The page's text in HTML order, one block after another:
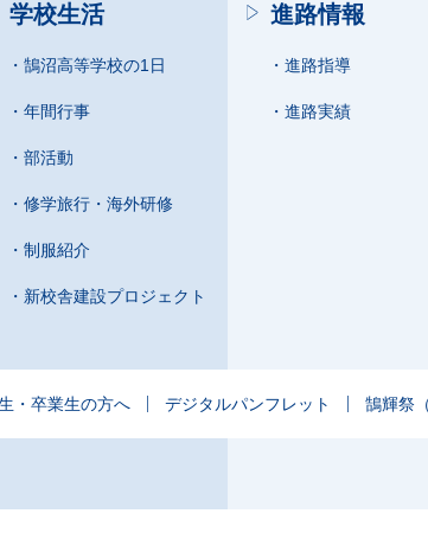
学校生活
鵠沼高等学校の1日
年間行事
部活動
修学旅行・海外研修
制服紹介
新校舎建設プロジェクト
進路情報
進路指導
進路実績
・卒業生の方へ デジタルパンフレット 鵠輝祭